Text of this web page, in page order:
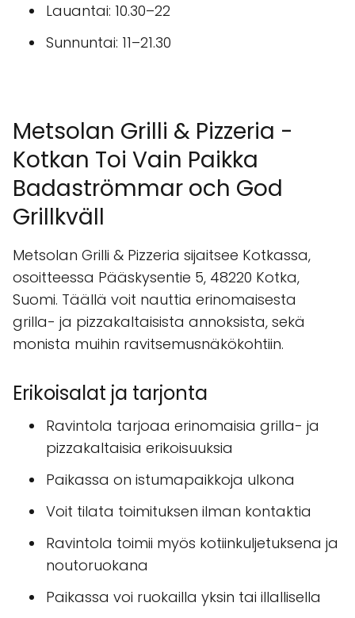
Lauantai: 10.30–22
Sunnuntai: 11–21.30
Metsolan Grilli & Pizzeria -
Kotkan Toi Vain Paikka
Badaströmmar och God
Grillkväll
Metsolan Grilli & Pizzeria sijaitsee Kotkassa,
osoitteessa Pääskysentie 5, 48220 Kotka,
Suomi. Täällä voit nauttia erinomaisesta
grilla- ja pizzakaltaisista annoksista, sekä
monista muihin ravitsemusnäkökohtiin.
Erikoisalat ja tarjonta
Ravintola tarjoaa erinomaisia grilla- ja
pizzakaltaisia erikoisuuksia
Paikassa on istumapaikkoja ulkona
Voit tilata toimituksen ilman kontaktia
Ravintola toimii myös kotiinkuljetuksena ja
noutoruokana
Paikassa voi ruokailla yksin tai illallisella